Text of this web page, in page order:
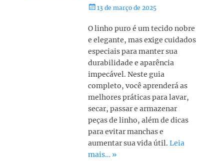
13 de março de 2025
O linho puro é um tecido nobre
e elegante, mas exige cuidados
especiais para manter sua
durabilidade e aparência
impecável. Neste guia
completo, você aprenderá as
melhores práticas para lavar,
secar, passar e armazenar
peças de linho, além de dicas
para evitar manchas e
aumentar sua vida útil.Leia
mais… »